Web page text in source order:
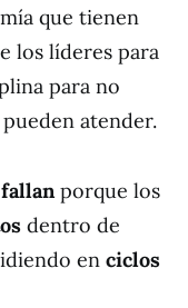
que tienen
los líderes para
para no
atender.
fallanporque los
dentro de
en ciclos